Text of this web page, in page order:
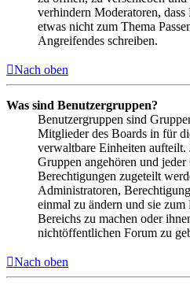
verhindern Moderatoren,
etwas nicht zum Thema
Angreifendes schreiben.
Nach oben
Was sind Benutzergruppen?
Benutzergruppen sind
Mitglieder des Boards in für
verwaltbare Einheiten aufteilt.
Gruppen angehören und
Berechtigungen zugeteilt
Administratoren,
einmal zu ändern und sie
Bereichs zu machen oder
nichtöffentlichen Forum zu
Nach oben